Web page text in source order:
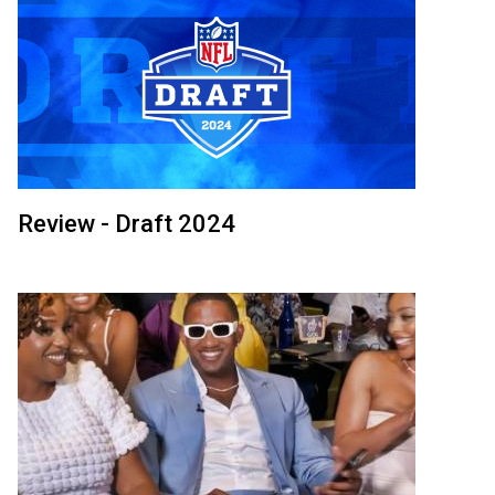
Review - Draft 2024